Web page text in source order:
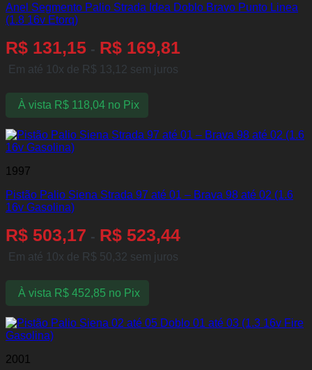
Anel Segmento Palio Strada Idea Doblo Bravo Punto Linea
(1.8 16v Etorq)
R$ 131,15 - R$ 169,81
Em até 10x de R$ 13,12 sem juros
À vista R$118,04 no Pix
1997
Pistão Palio Siena Strada 97 até 01 – Brava 98 até 02 (1.6
16v Gasolina)
R$ 503,17 - R$ 523,44
Em até 10x de R$ 50,32 sem juros
À vista R$452,85 no Pix
2001